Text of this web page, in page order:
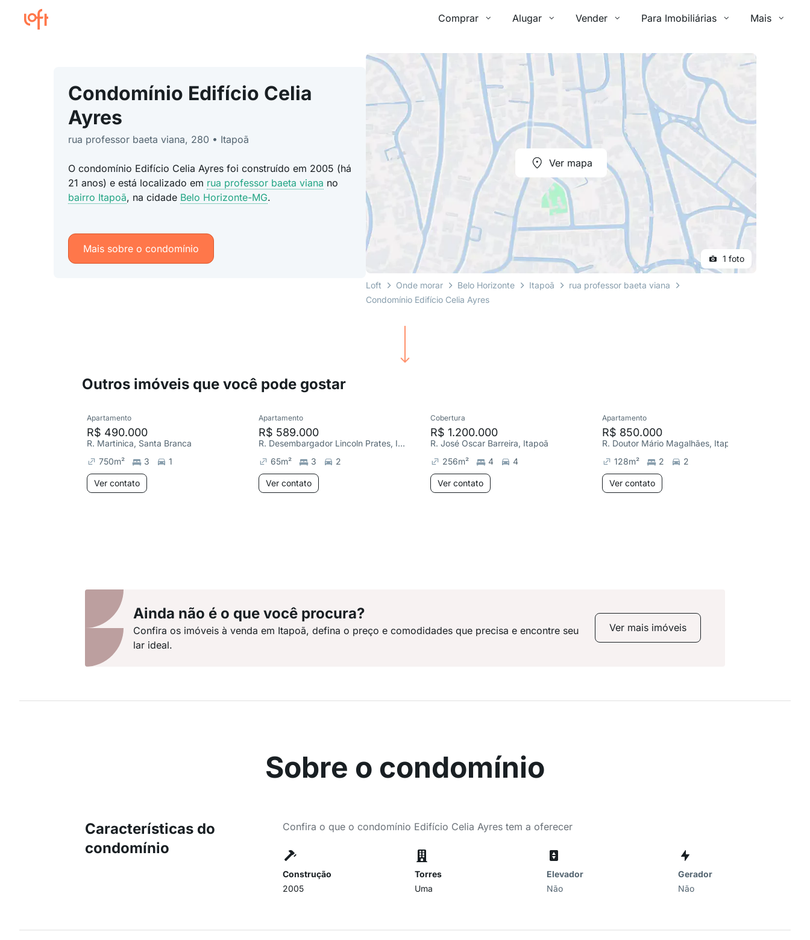
Comprar Alugar Vender Para Imobiliárias Mais
Condomínio Edifício Celia
Ayres
rua professor baeta viana, 280 • Itapoã
O condomínio Edifício Celia Ayres foi construído em 2005 (há
21 anos) e está localizado em rua professor baeta viana no
bairro Itapoã, na cidade Belo Horizonte-MG.
Mais sobre o condomínio
Ver mapa
1 foto
Loft Onde morar Belo Horizonte Itapoã
rua professor baeta viana
Condomínio Edifício Celia Ayres
Outros imóveis que você pode gostar
Apartamento
R$ 490.000
R. Martinica, Santa Branca
750m² 3 1
Ver contato
Apartamento
R$ 589.000
R. Desembargador Lincoln Prates, Itapoã
65m² 3 2
Ver contato
Cobertura
R$ 1.200.000
R. José Oscar Barreira, Itapoã
256m² 4 4
Ver contato
Apartamento
R$ 850.000
R. Doutor Mário Magalhães, Itapoã
128m² 2 2
Ver contato
Ainda não é o que você procura?
Confira os imóveis à venda em Itapoã, defina o preço e comodidades que precisa e encontre seu
lar ideal.
Ver mais imóveis
Sobre o condomínio
Características do
condomínio
Confira o que o condomínio Edifício Celia Ayres tem a oferecer
Construção
2005
Torres
Uma
Elevador
Não
Gerador
Não